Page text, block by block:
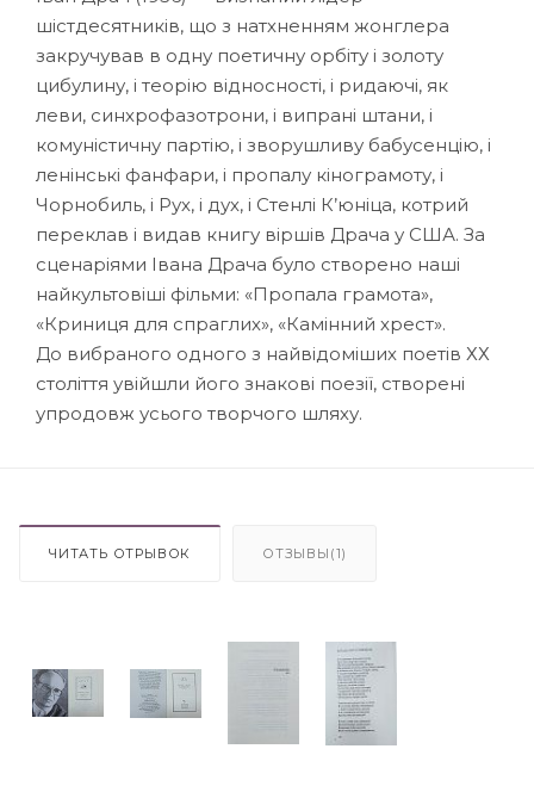
шістдесятників, що з натхненням жонглера
закручував в одну поетичну орбіту і золоту
цибулину, і теорію відносності, і ридаючі, як
леви, синхрофазотрони, і випрані штани, і
комуністичну партію, і зворушливу бабусенцію, і
ленінські фанфари, і пропалу кінограмоту, і
Чорнобиль, і Рух, і дух, і Стенлі К’юніца, котрий
переклав і видав книгу віршів Драча у США. За
сценаріями Івана Драча було створено наші
найкультовіші фільми: «Пропала грамота»,
«Криниця для спраглих», «Камінний хрест».
До вибраного одного з найвідоміших поетів ХХ
століття увійшли його знакові поезії, створені
упродовж усього творчого шляху.
ЧИТАТЬ ОТРЫВОК ОТЗЫВЫ(1)